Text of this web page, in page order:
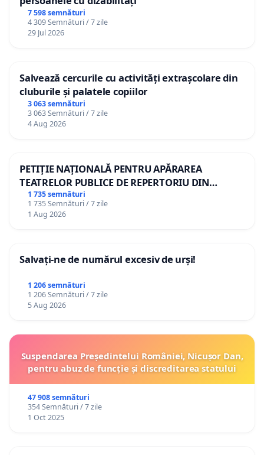
7 598 semnături
4 309 Semnături / 7 zile
29 Jul 2026
Salvează cercurile cu activități extrașcolare din
cluburile și palatele copiilor
3 063 semnături
3 063 Semnături / 7 zile
4 Aug 2026
PETIȚIE NAȚIONALĂ PENTRU APĂRAREA
TEATRELOR PUBLICE DE REPERTORIU DIN
ROMÂNIA
1 735 semnături
1 735 Semnături / 7 zile
1 Aug 2026
Salvați-ne de numărul excesiv de urși!
1 206 semnături
1 206 Semnături / 7 zile
5 Aug 2026
Suspendarea Președintelui României, Nicușor Dan,
pentru abuz de funcție și discreditarea statului
47 908 semnături
354 Semnături / 7 zile
1 Oct 2025